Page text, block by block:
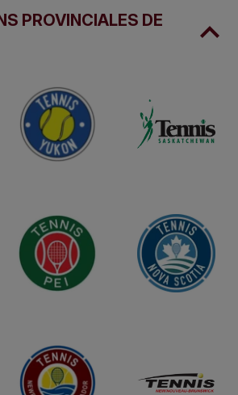
PROVINCIALES DE